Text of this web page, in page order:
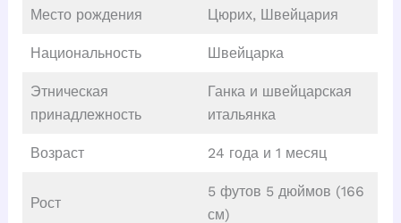
Место рождения Цюрих, Швейцария
Национальность Швейцарка
Этническая
принадлежность
Ганка и швейцарская
итальянка
Возраст 24 года и 1 месяц
Рост
5 футов 5 дюймов (166
см)